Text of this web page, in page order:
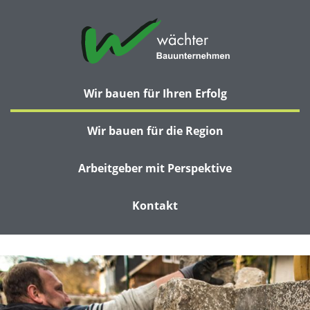
Wir bauen für Ihren Erfolg
Wir bauen für die Region
Arbeitgeber mit Perspektive
Kontakt